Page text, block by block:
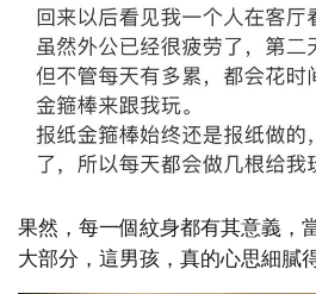
果然，每一個紋身都有其意義，
大部分，這男孩，真的心思細膩